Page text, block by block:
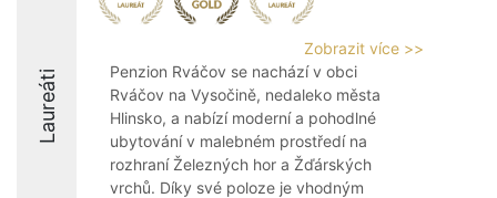
Laureáti
Zobrazit více >>
Penzion Rváčov se nachází v obci
Rváčov na Vysočině, nedaleko města
Hlinsko, a nabízí moderní a pohodlné
ubytování v malebném prostředí na
rozhraní Železných hor a Žďárských
vrchů. Díky své poloze je vhodným